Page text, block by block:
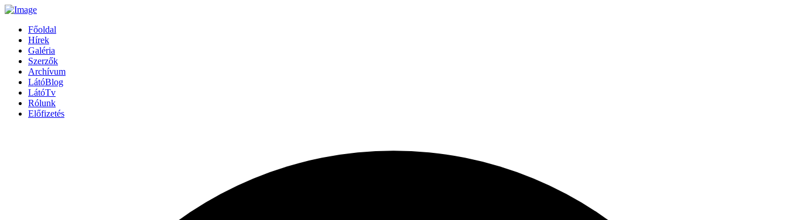
Főoldal
Hírek
Galéria
Szerzők
Archívum
LátóBlog
LátóTv
Rólunk
Előfizetés